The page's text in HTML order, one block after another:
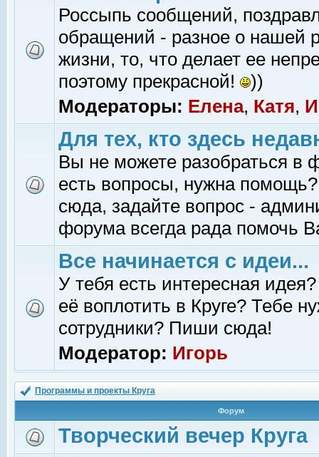
Россыпь сообщений,
обращений - разное о нашей
жизни, то, что делает ее
поэтому прекрасной!
))
Модераторы: Елена, Катя,
Для тех, кто здесь
Вы не можете разобраться в
есть вопросы, нужна помощь?
сюда, задайте вопрос -
форума всегда рада помочь
Все начинается с идеи...
У тебя есть интересная
её воплотить в Круге? Тебе
сотрудники? Пиши сюда!
Модератор: Игорь
Программы и проекты Круга
Форум
Творческий вечер Круга